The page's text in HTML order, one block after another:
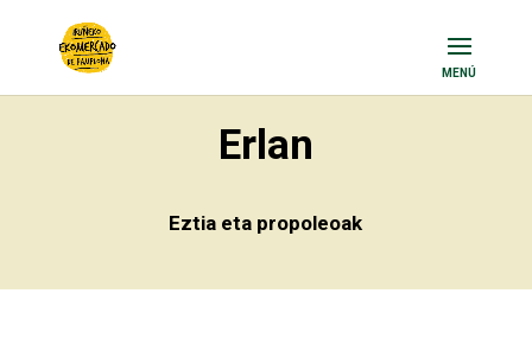
Erlan
Eztia eta propoleoak